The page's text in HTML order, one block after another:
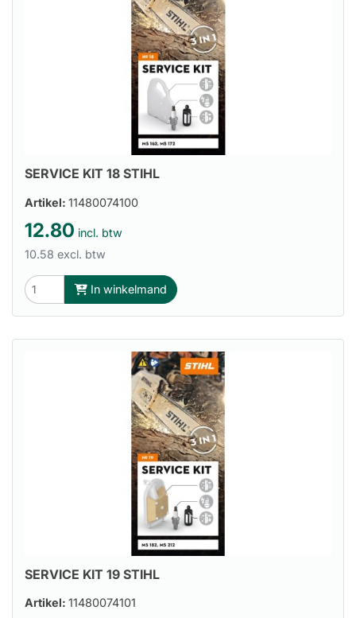
SERVICE KIT 18 STIHL
Artikel: 11480074100
12.80 incl. btw
10.58 excl. btw
In winkelmand
SERVICE KIT 19 STIHL
Artikel: 11480074101